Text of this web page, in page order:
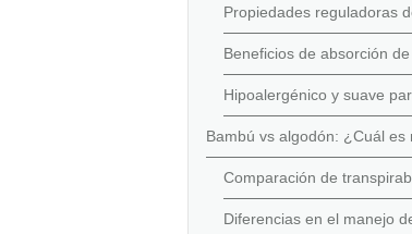
Propiedades reguladoras
Beneficios de absorción
Hipoalergénico y suave
Bambú vs algodón: ¿Cuál
Comparación de
Diferencias en el manejo